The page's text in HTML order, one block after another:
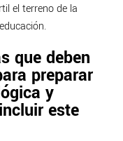
el terreno de la
que deben
preparar
y
este